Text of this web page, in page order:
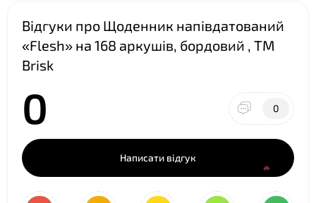
Відгуки про Щоденник напівдатований
«Flesh» на 168 аркушів, бордовий , ТМ
Brisk
0 0
Написати відгук